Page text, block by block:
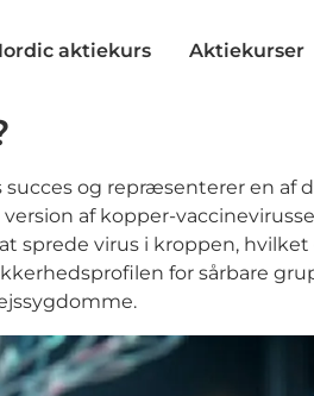
aktiekurs Aktiekurser
og repræsenterer en af
af kopper-
virus i kroppen,
for sårbare